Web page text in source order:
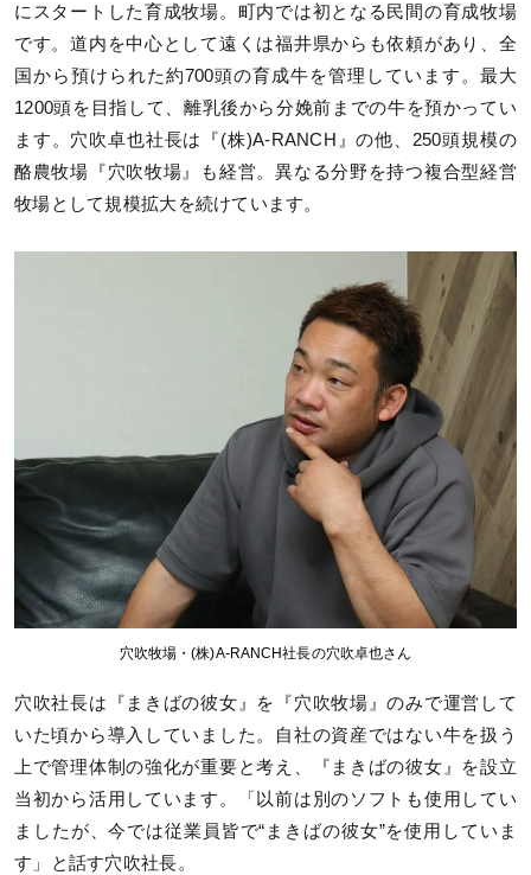
にスタートした育成牧場。町内では初となる民間の育成牧場
です。道内を中心として遠くは福井県からも依頼があり、全
国から預けられた約700頭の育成牛を管理しています。最大
1200頭を目指して、離乳後から分娩前までの牛を預かってい
ます。穴吹卓也社長は『(株)A-RANCH』の他、250頭規模の
酪農牧場『穴吹牧場』も経営。異なる分野を持つ複合型経営
牧場として規模拡大を続けています。
穴吹牧場・(株)A-RANCH社長の穴吹卓也さん
穴吹社長は『まきばの彼女』を『穴吹牧場』のみで運営して
いた頃から導入していました。自社の資産ではない牛を扱う
上で管理体制の強化が重要と考え、『まきばの彼女』を設立
当初から活用しています。「以前は別のソフトも使用してい
ましたが、今では従業員皆で“まきばの彼女”を使用していま
す」と話す穴吹社長。